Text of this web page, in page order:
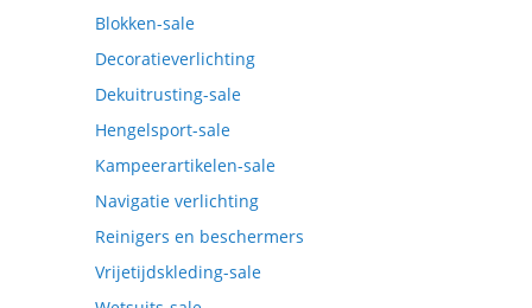
Blokken-sale
Decoratieverlichting
Dekuitrusting-sale
Hengelsport-sale
Kampeerartikelen-sale
Navigatie verlichting
Reinigers en beschermers
Vrijetijdskleding-sale